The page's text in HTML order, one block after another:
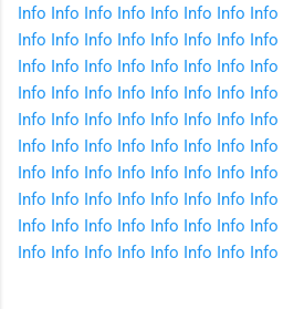
Info Info Info Info Info Info Info Info
Info Info Info Info Info Info Info Info
Info Info Info Info Info Info Info Info
Info Info Info Info Info Info Info Info
Info Info Info Info Info Info Info Info
Info Info Info Info Info Info Info Info
Info Info Info Info Info Info Info Info
Info Info Info Info Info Info Info Info
Info Info Info Info Info Info Info Info
Info Info Info Info Info Info Info Info